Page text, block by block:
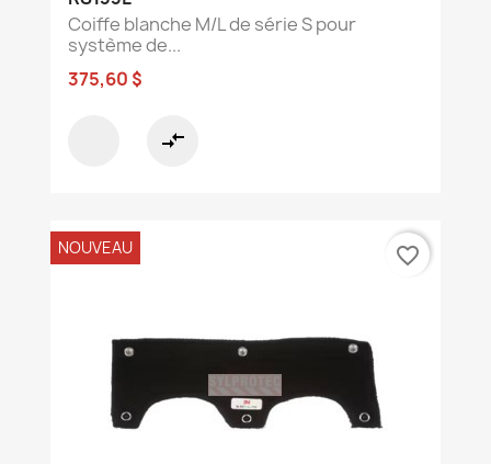
Coiffe blanche M/L de série S pour
système de...
375,60 $
compare_arrows
NOUVEAU favorite_border